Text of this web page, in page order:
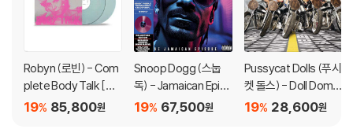
Robyn (로빈) - Com
plete Body Talk [코
크 보틀 컬러 2LP]
85,800원
19%
Snoop Dogg (스눕
독) - Jamaican Episo
de [퍼플 컬러 LP]
67,500원
19%
Pussycat Dolls (푸시
켓 돌스) - Doll Domin
ation 28,600원
19%